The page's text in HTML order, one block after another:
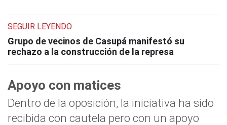
SEGUIR LEYENDO
Grupo de vecinos de Casupá manifestó su
rechazo a la construcción de la represa
Apoyo con matices
Dentro de la oposición, la iniciativa ha sido
recibida con cautela pero con un apoyo